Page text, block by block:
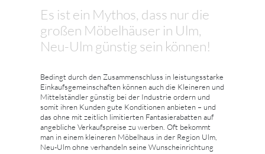
Es ist ein Mythos, dass nur die
großen Möbelhäuser in Ulm,
Neu-Ulm günstig sein können!
Bedingt durch den Zusammenschluss in leistungsstarke
Einkaufsgemeinschaften können auch die Kleineren und
Mittelständler günstig bei der Industrie ordern und
somit ihren Kunden gute Konditionen anbieten – und
das ohne mit zeitlich limitierten Fantasierabatten auf
angebliche Verkaufspreise zu werben. Oft bekommt
man in einem kleineren Möbelhaus in der Region Ulm,
Neu-Ulm ohne verhandeln seine Wunscheinrichtung